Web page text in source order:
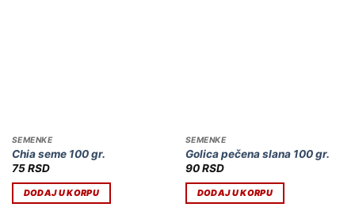
SEMENKE
Chia seme 100 gr.
75RSD
DODAJ U KORPU
SEMENKE
Golica pečena slana 100 gr.
90RSD
DODAJ U KORPU